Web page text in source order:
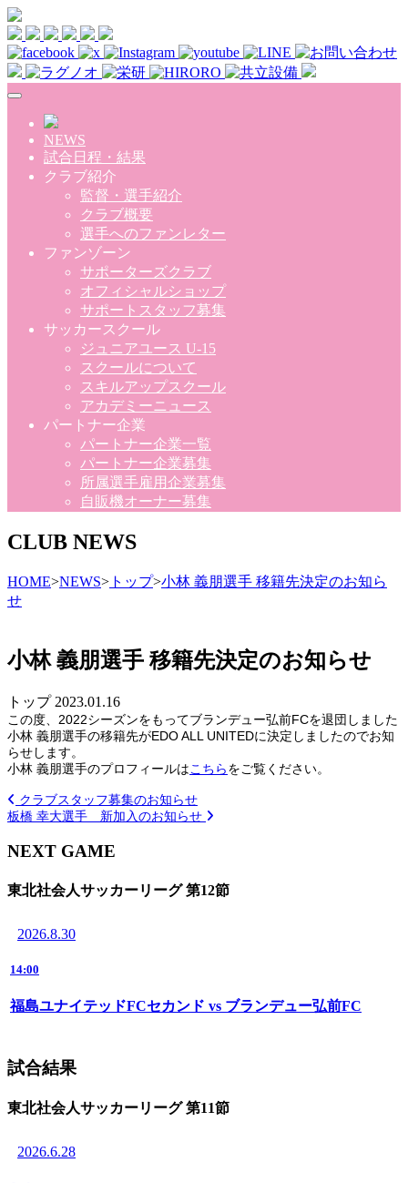
Skip to main content
NEWS
試合日程・結果
クラブ紹介
監督・選手紹介
クラブ概要
選手へのファンレター
ファンゾーン
サポーターズクラブ
オフィシャルショップ
サポートスタッフ募集
サッカースクール
ジュニアユース U-15
スクールについて
スキルアップスクール
アカデミーニュース
パートナー企業
パートナー企業一覧
パートナー企業募集
所属選手雇用企業募集
自販機オーナー募集
CLUB NEWS
HOME>NEWS> トップ>小林 義朋選手 移籍先決定のお知ら
せ
小林 義朋選手 移籍先決定のお知らせ
トップ 2023.01.16
この度、2022シーズンをもってブランデュー弘前FCを退団しました
小林 義朋選手の移籍先がEDO ALL UNITEDに決定しましたのでお知
らせします。
小林 義朋選手のプロフィールはこちらをご覧ください。
クラブスタッフ募集のお知らせ
板橋 幸大選手 新加入のお知らせ
NEXT GAME
東北社会人サッカーリーグ 第12節
2026.8.30
14:00
福島ユナイテッドFCセカンド vs ブランデュー弘前FC
試合結果
東北社会人サッカーリーグ 第11節
2026.6.28